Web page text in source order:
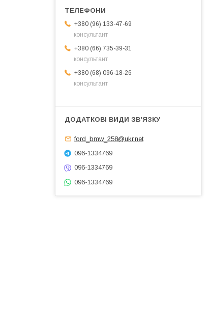
+380 (96) 133-47-69
консультант
+380 (66) 735-39-31
консультант
+380 (68) 096-18-26
консультант
ford_bmw_258@ukr.net
096-1334769
096-1334769
096-1334769